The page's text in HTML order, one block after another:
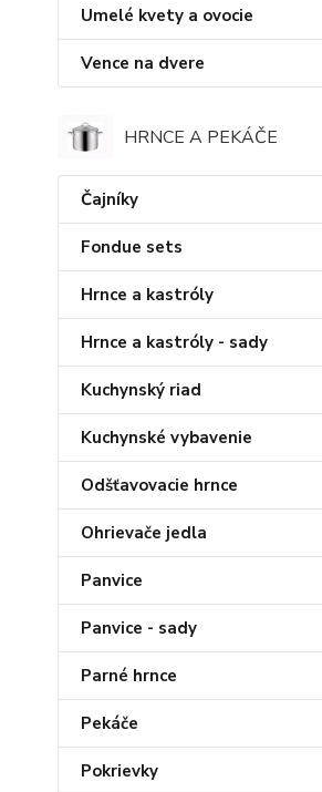
Umelé kvety a ovocie
Vence na dvere
HRNCE A PEKÁČE
Čajníky
Fondue sets
Hrnce a kastróly
Hrnce a kastróly - sady
Kuchynský riad
Kuchynské vybavenie
Odšťavovacie hrnce
Ohrievače jedla
Panvice
Panvice - sady
Parné hrnce
Pekáče
Pokrievky